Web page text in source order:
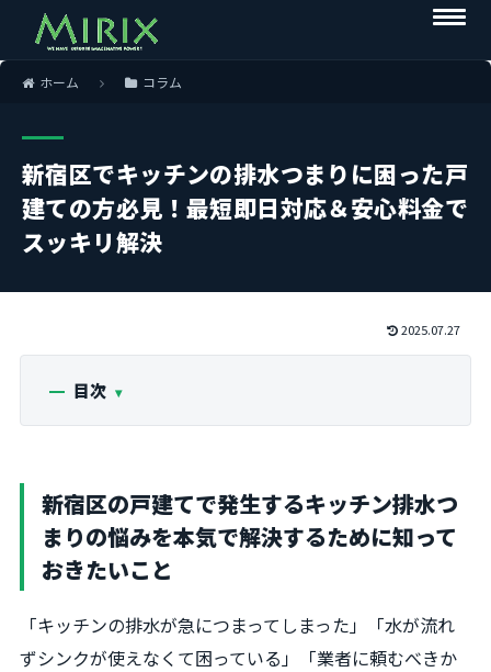
ホーム コラム
新宿区でキッチンの排水つまりに困った戸
建ての方必見！最短即日対応＆安心料金で
スッキリ解決
2025.07.27
目次
新宿区の戸建てで発生するキッチン排水つ
まりの悩みを本気で解決するために知って
おきたいこと
「キッチンの排水が急につまってしまった」「水が流れ
ずシンクが使えなくて困っている」「業者に頼むべきか